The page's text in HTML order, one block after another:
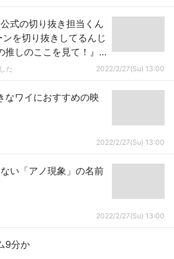
式の切り抜き担当くん
を切り抜きしてるんじ
しのここを見て！』
しすぎてて質が無いん
た 2022/2/27(Su) 13:00
なワイにおすすめの映
2022/2/27(Su) 13:00
ない「アノ現象」の名前
2022/2/27(Su) 13:00
9分か